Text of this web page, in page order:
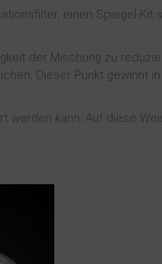
einen Spiegel-Kit
der Mischung zu
Dieser Punkt gewinnt
werden kann. Auf diese